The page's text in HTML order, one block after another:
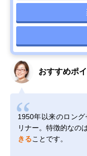
おすすめポ
1950年以来のロン
リナー。特徴的なのは
きることです。